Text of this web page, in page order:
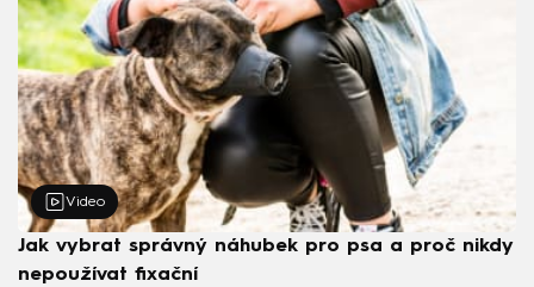
Video
Jak vybrat správný náhubek pro psa a proč nikdy
nepoužívat fixační